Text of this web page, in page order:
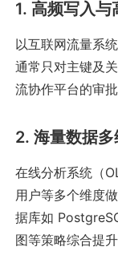
1. 高频写入与
以互联网流量系
通常只对主键及
流协作平台的审
2. 海量数据
在线分析系统（
用户等多个维度
据库如
图等策略综合提